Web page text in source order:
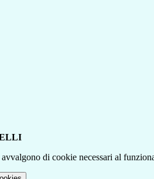
di cookie necessari al